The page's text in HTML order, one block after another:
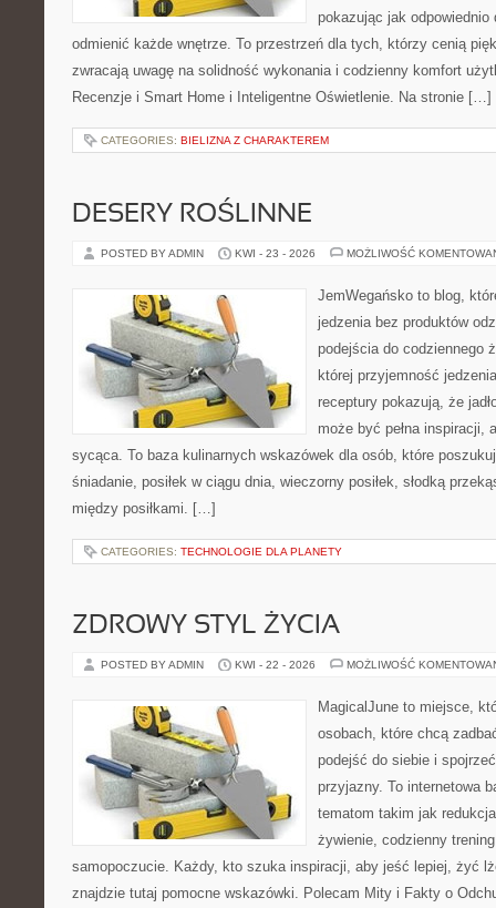
pokazując jak odpowiednio
odmienić każde wnętrze. To przestrzeń dla tych, którzy cenią
zwracają uwagę na solidność wykonania i codzienny komfort
Recenzje i Smart Home i Inteligentne Oświetlenie. Na stronie […]
CATEGORIES: BIELIZNA Z CHARAKTEREM
DESERY ROŚLINNE
POSTED BY ADMIN KWI - 23 - 2026 MOŻLIWOŚĆ
JemWegańsko to blog,
jedzenia bez produktów
podejścia do codziennego
której przyjemność
receptury pokazują, że
może być pełna inspiracji,
sycąca. To baza kulinarnych wskazówek dla osób, które
śniadanie, posiłek w ciągu dnia, wieczorny posiłek, słodką
między posiłkami. […]
CATEGORIES: TECHNOLOGIE DLA PLANETY
ZDROWY STYL ŻYCIA
POSTED BY ADMIN KWI - 22 - 2026 MOŻLIWOŚĆ
MagicalJune to miejsce,
osobach, które chcą
podejść do siebie i
przyjazny. To internetowa
tematom takim jak
żywienie, codzienny
samopoczucie. Każdy, kto szuka inspiracji, aby jeść lepiej, żyć
znajdzie tutaj pomocne wskazówki. Polecam Mity i Fakty o